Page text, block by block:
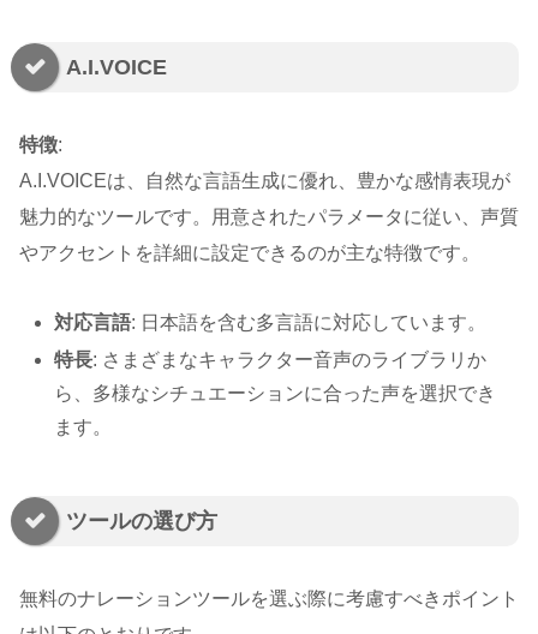
A.I.VOICE
特徴:
A.I.VOICEは、自然な言語生成に優れ、豊かな感情表現が
魅力的なツールです。用意されたパラメータに従い、声質
やアクセントを詳細に設定できるのが主な特徴です。
対応言語: 日本語を含む多言語に対応しています。
特長: さまざまなキャラクター音声のライブラリか
ら、多様なシチュエーションに合った声を選択でき
ます。
ツールの選び方
無料のナレーションツールを選ぶ際に考慮すべきポイント